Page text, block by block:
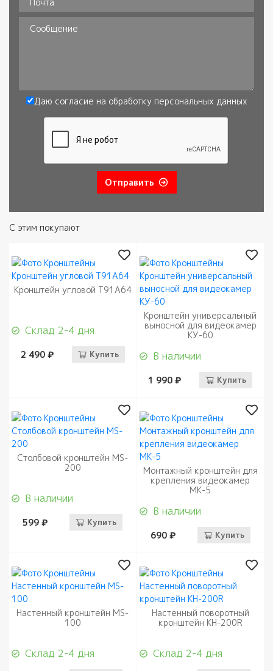
Почта
Сообщение
Даю согласие на обработку персональных данных
Отправить
С этим покупают
Кронштейн угловой T91A64
Склад 2-4 дня
2 490 ₽ Купить
Кронштейн универсальный
выносной для видеокамер
КУ-60
В наличии
1 990 ₽ Купить
Cтолбовой кронштейн MS-
200
В наличии
599 ₽ Купить
Монтажный кронштейн для
крепления видеокамер
МК-5
В наличии
690 ₽ Купить
Настенный кронштейн MS-
100
Склад 2-4 дня
Настенный поворотный
кронштейн KH-200R
Склад 2-4 дня